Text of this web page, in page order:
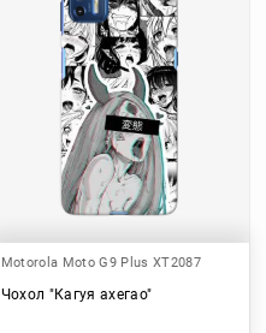
Motorola Moto G9 Plus XT2087
Чохол "Кагуя ахегао"